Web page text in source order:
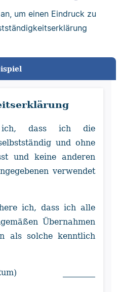
um einen Eindruck zu
dass ich die
und ohne
und keine anderen
verwendet
ich, dass ich alle
Übernahmen
als solche kenntlich
________